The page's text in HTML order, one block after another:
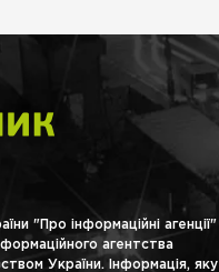
"Про інформаційні агенції"
агентства
України. Інформація, яку